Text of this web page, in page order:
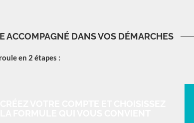
ACCOMPAGNÉ DANS VOS DÉMARCHES
en 2 étapes :